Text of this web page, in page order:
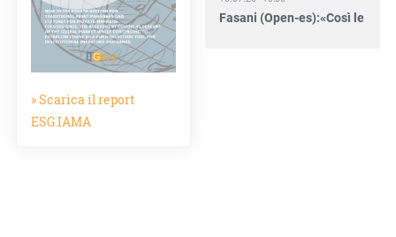
» Scarica il report
ESG.IAMA
Fasani (Open-es):«Così le
filiere aiutano a collegare